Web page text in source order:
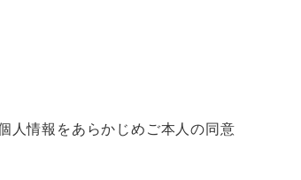
人情報をあらかじめご本人の同意